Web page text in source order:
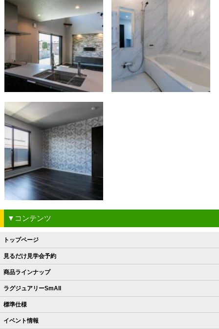
▼コンテンツ
トップページ
見るだけ見学会予約
商品ラインナップ
ラグジュアリーSmAll
標準仕様
イベント情報